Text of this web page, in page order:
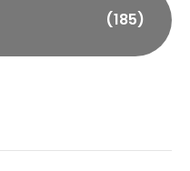
(185)